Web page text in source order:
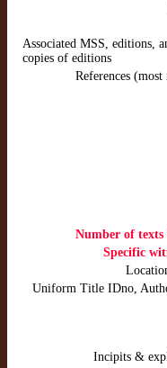
Associated MSS, editions,
copies of editions
References
Number of
Specific
Uniform Title IDno,
Incipits &